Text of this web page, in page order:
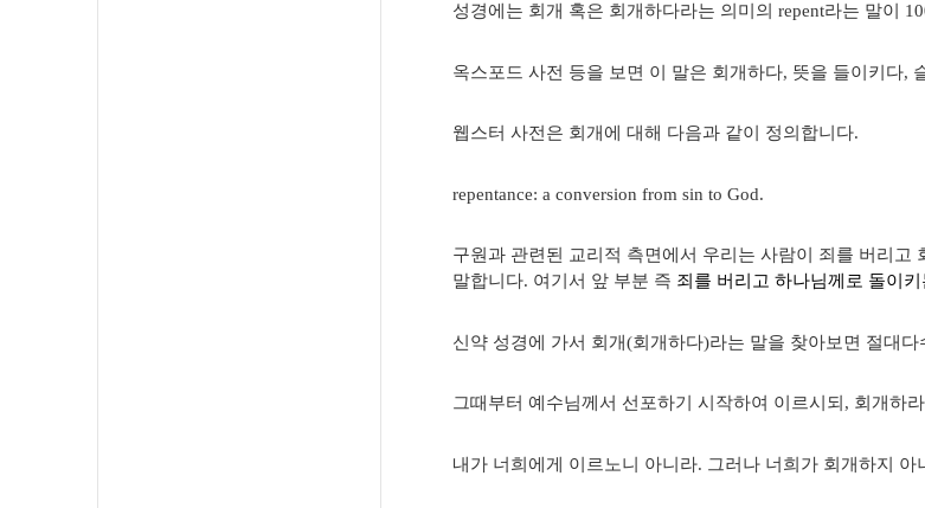
성경에는 회개 혹은 회개하다라는 의미의 repent라는 말이
옥스포드 사전 등을 보면 이 말은 회개하다, 뜻을 들이키다,
웹스터 사전은 회개에 대해 다음과 같이 정의합니다.
repentance: a conversion from sin to God.
구원과 관련된 교리적 측면에서 우리는 사람이 죄를 버리
말합니다. 여기서 앞 부분 즉 죄를 버리고 하나님께로 돌이
신약 성경에 가서 회개(회개하다)라는 말을 찾아보면 절대
그때부터 예수님께서 선포하기 시작하여 이르시되, 회개하
내가 너희에게 이르노니 아니라. 그러나 너희가 회개하지